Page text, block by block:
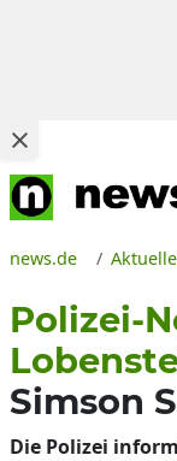
news.de
Polizei-
Simson
Die Polizei